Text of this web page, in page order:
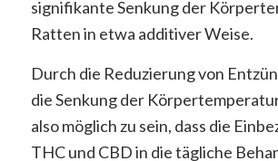
signifikante Senkung der
Ratten in etwa additiver Weise.
Durch die Reduzierung von
die Senkung der
also möglich zu sein, dass die
THC und CBD in die tägliche